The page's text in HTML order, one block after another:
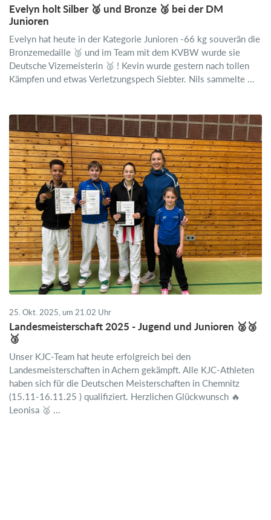
Evelyn holt Silber 🥈 und Bronze 🥉 bei der DM
Junioren
Evelyn hat heute in der Kategorie Junioren -66 kg souverän die
Bronzemedaille 🥉 und im Team mit dem KVBW wurde sie
Deutsche Vizemeisterin 🥈 ! Kevin wurde gestern nach tollen
Kämpfen und etwas Verletzungspech Siebter. Nils sammelte ...
25. Okt. 2025, um 21.02 Uhr
Landesmeisterschaft 2025 - Jugend und Junioren 🥈🥉
🥉
Unser KJC-Team hat heute erfolgreich bei den
Landesmeisterschaften in Achern gekämpft. Alle KJC-Athleten
haben sich für die Deutschen Meisterschaften in Chemnitz
(15.11-16.11.25 ) qualifiziert. Herzlichen Glückwunsch 🔥
Leonisa 🥈 ...